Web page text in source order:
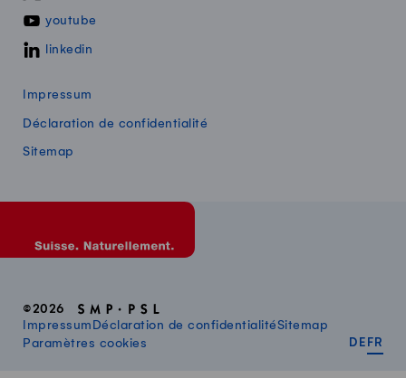
youtube
linkedin
Impressum
Déclaration de confidentialité
Sitemap
©2026
Impressum Déclaration de confidentialitéSitemap
Paramètres cookies
DE FR